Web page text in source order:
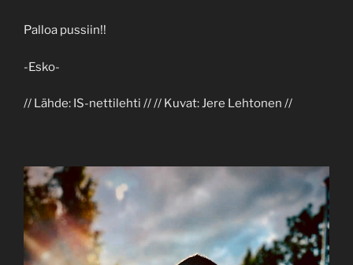
Palloa pussiin!!
-Esko-
// Lähde: IS-nettilehti // // Kuvat: Jere Lehtonen //